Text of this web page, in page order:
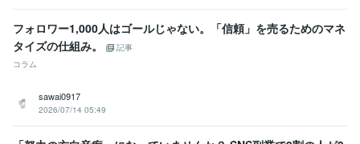
フォロワー1,000人はゴールじゃない。「信頼」を売るためのマネ
タイズの仕組み。
記事
コラム
sawai0917
2026/07/14 05:49